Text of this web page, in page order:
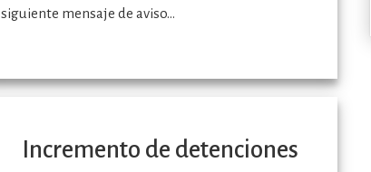
siguiente mensaje de aviso…
Incremento de detenciones